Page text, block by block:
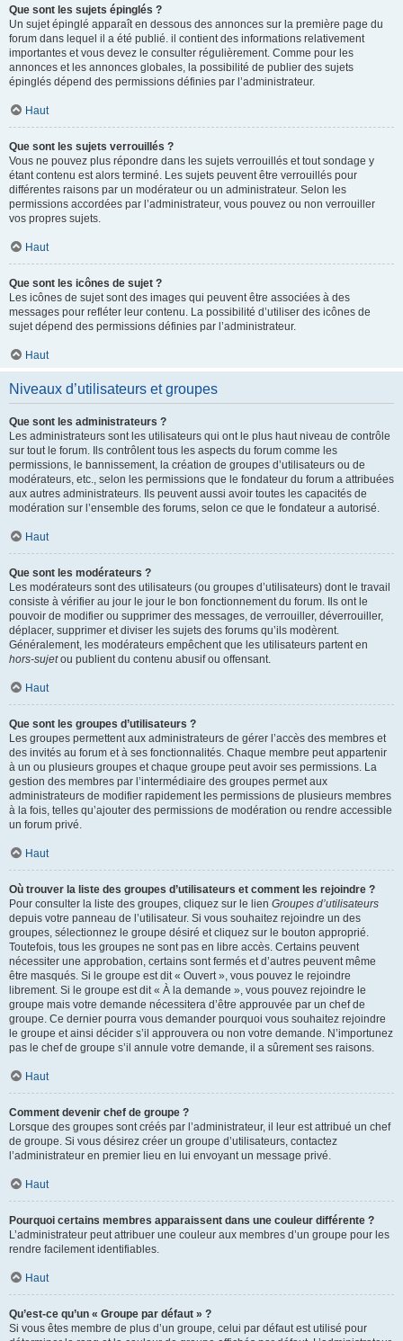
Que sont les sujets épinglés ?
Un sujet épinglé apparaît en dessous des annonces sur la première page du
forum dans lequel il a été publié. il contient des informations relativement
importantes et vous devez le consulter régulièrement. Comme pour les
annonces et les annonces globales, la possibilité de publier des sujets
épinglés dépend des permissions définies par l’administrateur.
Haut
Que sont les sujets verrouillés ?
Vous ne pouvez plus répondre dans les sujets verrouillés et tout sondage y
étant contenu est alors terminé. Les sujets peuvent être verrouillés pour
différentes raisons par un modérateur ou un administrateur. Selon les
permissions accordées par l’administrateur, vous pouvez ou non verrouiller
vos propres sujets.
Haut
Que sont les icônes de sujet ?
Les icônes de sujet sont des images qui peuvent être associées à des
messages pour refléter leur contenu. La possibilité d’utiliser des icônes de
sujet dépend des permissions définies par l’administrateur.
Haut
Niveaux d’utilisateurs et groupes
Que sont les administrateurs ?
Les administrateurs sont les utilisateurs qui ont le plus haut niveau de contrôle
sur tout le forum. Ils contrôlent tous les aspects du forum comme les
permissions, le bannissement, la création de groupes d’utilisateurs ou de
modérateurs, etc., selon les permissions que le fondateur du forum a attribuées
aux autres administrateurs. Ils peuvent aussi avoir toutes les capacités de
modération sur l’ensemble des forums, selon ce que le fondateur a autorisé.
Haut
Que sont les modérateurs ?
Les modérateurs sont des utilisateurs (ou groupes d’utilisateurs) dont le travail
consiste à vérifier au jour le jour le bon fonctionnement du forum. Ils ont le
pouvoir de modifier ou supprimer des messages, de verrouiller, déverrouiller,
déplacer, supprimer et diviser les sujets des forums qu’ils modèrent.
Généralement, les modérateurs empêchent que les utilisateurs partent en
hors-sujetou publient du contenu abusif ou offensant.
Haut
Que sont les groupes d’utilisateurs ?
Les groupes permettent aux administrateurs de gérer l’accès des membres et
des invités au forum et à ses fonctionnalités. Chaque membre peut appartenir
à un ou plusieurs groupes et chaque groupe peut avoir ses permissions. La
gestion des membres par l’intermédiaire des groupes permet aux
administrateurs de modifier rapidement les permissions de plusieurs membres
à la fois, telles qu’ajouter des permissions de modération ou rendre accessible
un forum privé.
Haut
Où trouver la liste des groupes d’utilisateurs et comment les rejoindre ?
Pour consulter la liste des groupes, cliquez sur le lien Groupes d’utilisateurs
depuis votre panneau de l’utilisateur. Si vous souhaitez rejoindre un des
groupes, sélectionnez le groupe désiré et cliquez sur le bouton approprié.
Toutefois, tous les groupes ne sont pas en libre accès. Certains peuvent
nécessiter une approbation, certains sont fermés et d’autres peuvent même
être masqués. Si le groupe est dit « Ouvert », vous pouvez le rejoindre
librement. Si le groupe est dit « À la demande », vous pouvez rejoindre le
groupe mais votre demande nécessitera d’être approuvée par un chef de
groupe. Ce dernier pourra vous demander pourquoi vous souhaitez rejoindre
le groupe et ainsi décider s’il approuvera ou non votre demande. N’importunez
pas le chef de groupe s’il annule votre demande, il a sûrement ses raisons.
Haut
Comment devenir chef de groupe ?
Lorsque des groupes sont créés par l’administrateur, il leur est attribué un chef
de groupe. Si vous désirez créer un groupe d’utilisateurs, contactez
l’administrateur en premier lieu en lui envoyant un message privé.
Haut
Pourquoi certains membres apparaissent dans une couleur différente ?
L’administrateur peut attribuer une couleur aux membres d’un groupe pour les
rendre facilement identifiables.
Haut
Qu’est-ce qu’un « Groupe par défaut » ?
Si vous êtes membre de plus d’un groupe, celui par défaut est utilisé pour